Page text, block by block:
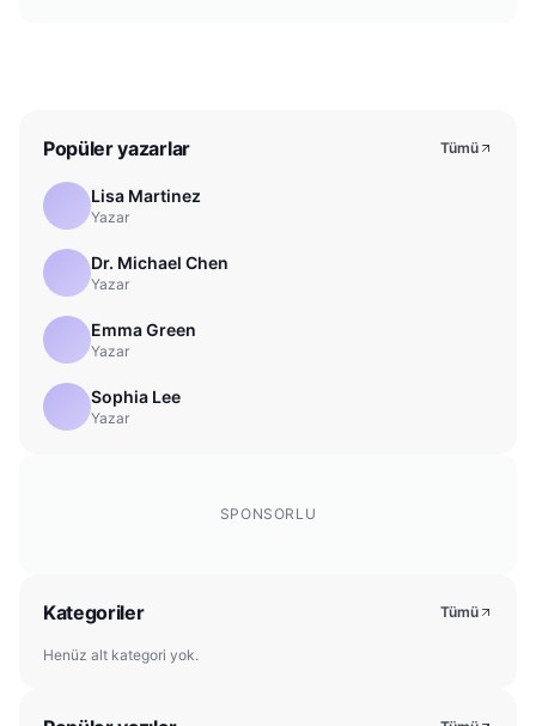
Popüler yazarlar Tümü
Lisa Martinez
Yazar
Dr. Michael Chen
Yazar
Emma Green
Yazar
Sophia Lee
Yazar
SPONSORLU
Kategoriler Tümü
Henüz alt kategori yok.